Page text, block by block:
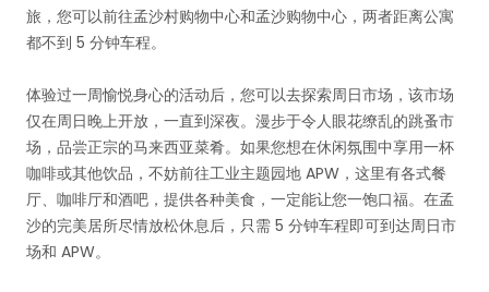
旅，您可以前往孟沙村购物中心和孟沙购物中心，两者距离公寓
都不到 5 分钟车程。
体验过一周愉悦身心的活动后，您可以去探索周日市场，该市场
仅在周日晚上开放，一直到深夜。漫步于令人眼花缭乱的跳蚤市
场，品尝正宗的马来西亚菜肴。如果您想在休闲氛围中享用一杯
咖啡或其他饮品，不妨前往工业主题园地 APW，这里有各式餐
厅、咖啡厅和酒吧，提供各种美食，一定能让您一饱口福。在孟
沙的完美居所尽情放松休息后，只需 5 分钟车程即可到达周日市
场和 APW。